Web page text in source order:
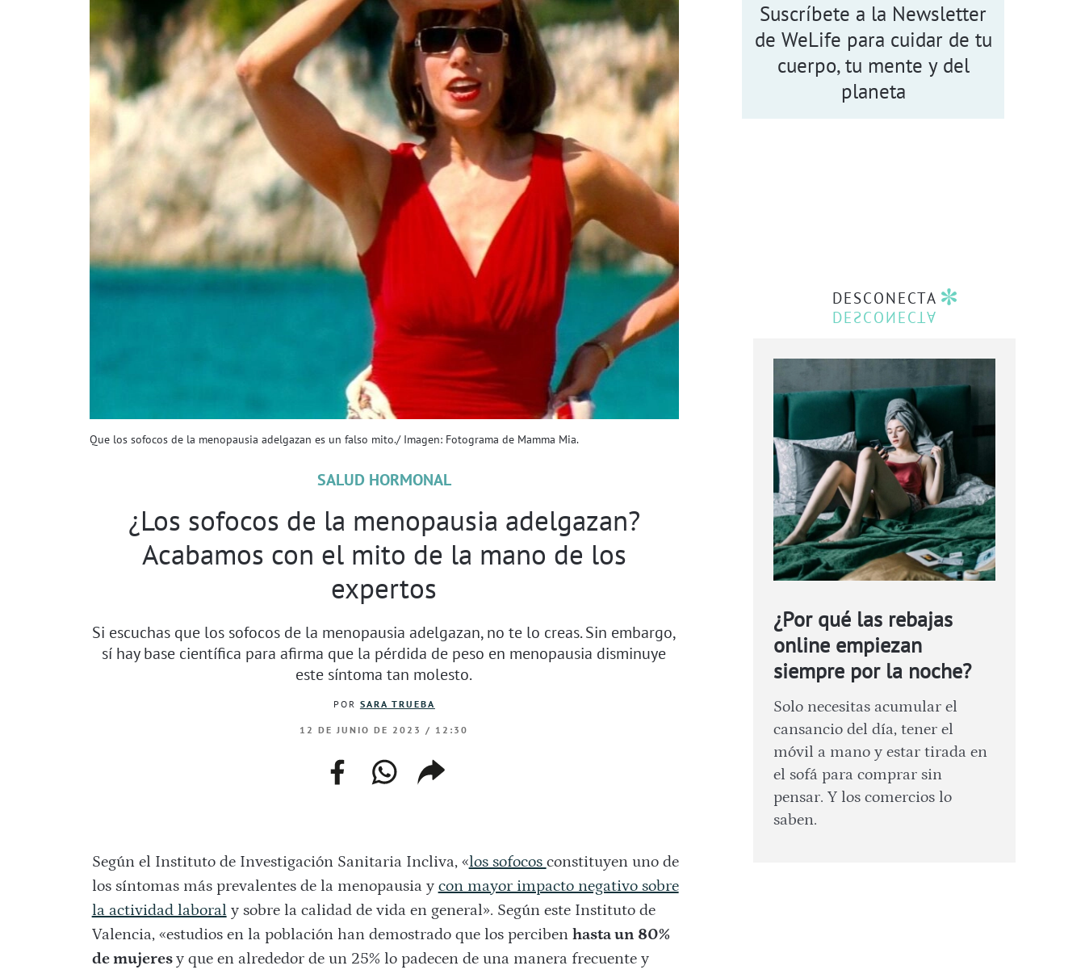
Que los sofocos de la menopausia adelgazan es un falso mito./ Imagen: Fotograma de Mamma Mia.
SALUD HORMONAL
¿Los sofocos de la menopausia adelgazan?
Acabamos con el mito de la mano de los
expertos
Si escuchas que los sofocos de la menopausia adelgazan, no te lo creas. Sin embargo,
sí hay base científica para afirma que la pérdida de peso en menopausia disminuye
este síntoma tan molesto.
POR SARA TRUEBA
12 DE JUNIO DE 2023 / 12:30
facebookwhatsapp
web
copiar
enlace
Según el Instituto de Investigación Sanitaria Incliva, «los sofocos constituyen uno de
los síntomas más prevalentes de la menopausia y con mayor impacto negativo sobre
la actividad laboral y sobre la calidad de vida en general». Según este Instituto de
Valencia, «estudios en la población han demostrado que los perciben hasta un 80%
de mujeresy que en alrededor de un 25% lo padecen de una manera frecuente y
Suscríbete a la Newsletter
de WeLife para cuidar de tu
cuerpo, tu mente y del
planeta
DESCONECTA
¿Por qué las rebajas
online empiezan
siempre por la noche?
Solo necesitas acumular el
cansancio del día, tener el
móvil a mano y estar tirada en
el sofá para comprar sin
pensar. Y los comercios lo
saben.